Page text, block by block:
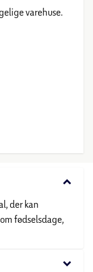
varehuse.
keyboard_arrow_down
der kan
fødselsdage,
keyboard_arrow_down